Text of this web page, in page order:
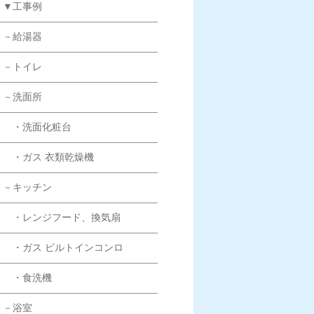
▼工事例
－給湯器
－トイレ
－洗面所
・洗面化粧台
・ガス 衣類乾燥機
－キッチン
・レンジフード、換気扇
・ガス ビルトインコンロ
・食洗機
－浴室